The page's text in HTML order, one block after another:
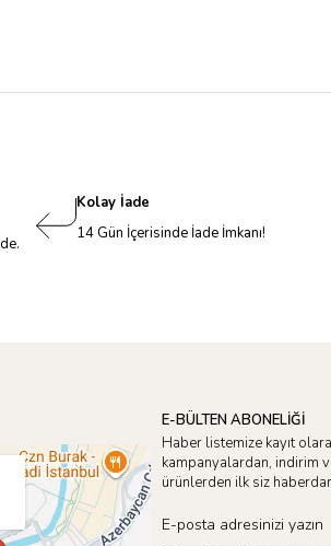
Kolay İade
14 Gün İçerisinde İade İmkanı!
E-BÜLTEN ABONELİĞİ
Haber listemize kayıt
kampanyalardan, indirim
ürünlerden ilk siz